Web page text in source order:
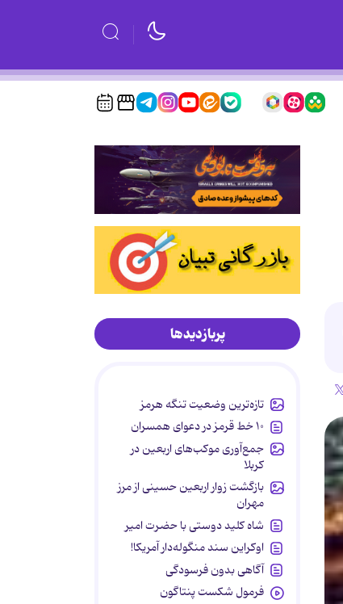
پربازدیدها
تازه‌ترین وضعیت تنگه هرمز
۱۰ خط قرمز در دعوای همسران
جمع‌آوری موکب‌های اربعین در
کربلا
بازگشت زوار اربعین حسینی از مرز
مهران
شاه کلید دوستی با حضرت امیر
اوکراین سند منگوله‌دار آمریکا!
آگاهی بدون فرسودگی
فرمول شکست پنتاگون